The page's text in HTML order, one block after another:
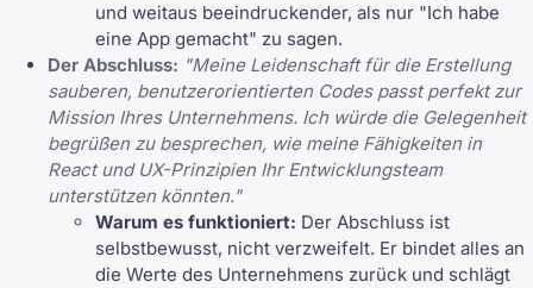
und weitaus beeindruckender, als nur "Ich habe
eine App gemacht" zu sagen.
Der Abschluss: "Meine Leidenschaft für die Erstellung
sauberen, benutzerorientierten Codes passt perfekt zur
Mission Ihres Unternehmens. Ich würde die Gelegenheit
begrüßen zu besprechen, wie meine Fähigkeiten in
React und UX-Prinzipien Ihr Entwicklungsteam
unterstützen könnten."
Warum es funktioniert: Der Abschluss ist
selbstbewusst, nicht verzweifelt. Er bindet alles an
die Werte des Unternehmens zurück und schlägt